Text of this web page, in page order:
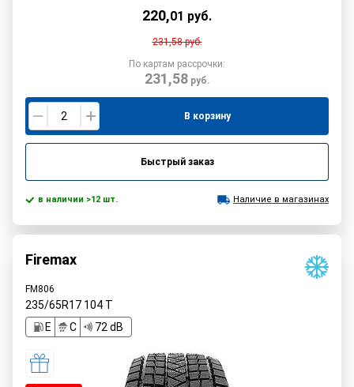
220,01 руб.
231,58руб.
По картам рассрочки:
231,58руб.
В корзину
Быстрый заказ
в наличии >12 шт. Наличие в магазинах
Firemax
FM806
235/65R17 104 T
E
C 72 dB